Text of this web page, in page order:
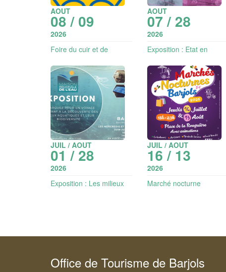
AOUT
08 / 09
2026
Foire du cuir et de
AOUT
07 / 28
2026
Exposition : Etat en
photographies
JUIL / AOUT
01 / 28
2026
Exposition : Les milieux
JUIL / AOUT
16 / 13
2026
Marché nocturne
Office de Tourisme de Barjols